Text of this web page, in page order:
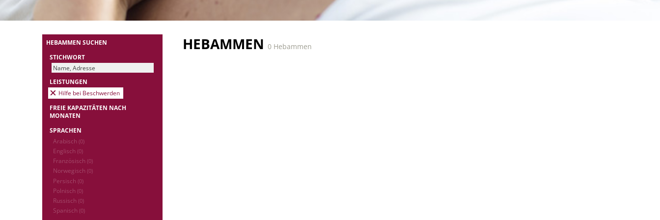
HEBAMMEN SUCHEN
STICHWORT
LEISTUNGEN
Hilfe bei Beschwerden
FREIE KAPAZITÄTEN NACH
MONATEN
SPRACHEN
Arabisch (0)
Englisch (0)
Französisch (0)
Norwegisch (0)
Persisch (0)
Polnisch (0)
Russisch (0)
Spanisch (0)
HEBAMMEN 0 Hebammen